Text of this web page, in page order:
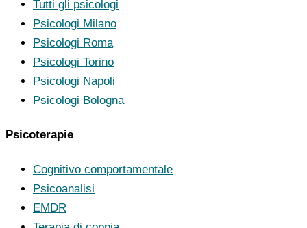
Tutti gli psicologi
Psicologi Milano
Psicologi Roma
Psicologi Torino
Psicologi Napoli
Psicologi Bologna
Psicoterapie
Cognitivo comportamentale
Psicoanalisi
EMDR